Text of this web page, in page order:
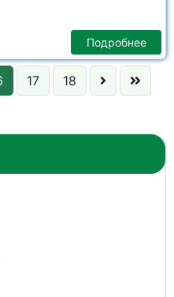
Подробнее
17 18